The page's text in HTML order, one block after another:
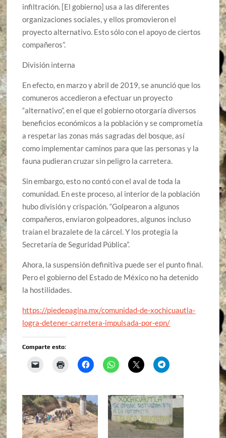
infiltración. [El gobierno] usa a las diferentes
organizaciones sociales, y ellos promovieron el
proyecto alternativo. Esto sólo con el apoyo de ciertos
compañeros”.
División interna
En efecto, en marzo y abril de 2019, se anunció que los
comuneros accedieron a efectuar un proyecto
“alternativo”, en el que el gobierno otorgaría diversos
beneficios económicos a la población y se comprometía
a respetar las zonas más sagradas del bosque, así
como implementar caminos para que las personas y la
fauna pudieran cruzar sin peligro la carretera.
Sin embargo, esto no contó con el aval de toda la
comunidad. En este proceso, al interior de la población
hubo división y crispación. “Golpearon a algunos
compañeros, enviaron golpeadores, algunos incluso
traían el brazalete de la cárcel. Y los protegía la
Secretaría de Seguridad Pública”.
Ahora, la suspensión definitiva puede ser el punto final.
Pero el gobierno del Estado de México no ha detenido
la hostilidades.
https://piedepagina.mx/comunidad-de-xochicuautla-
logra-detener-carretera-impulsada-por-epn/
Comparte esto: